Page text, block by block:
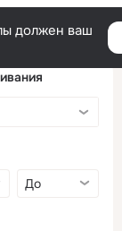
должен ваш